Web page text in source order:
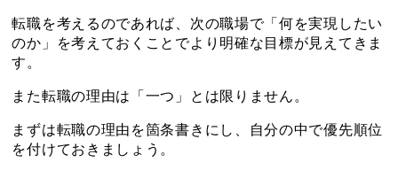
転職を考えるのであれば、次の職場で「何を実現したい
のか」を考えておくことでより明確な目標が見えてきま
す。
また転職の理由は「一つ」とは限りません。
まずは転職の理由を箇条書きにし、自分の中で優先順位
を付けておきましょう。